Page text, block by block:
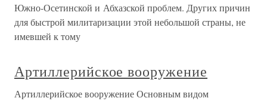
Южно-Осетинской и Абхазской проблем. Других причин
для быстрой милитаризации этой небольшой страны, не
имевшей к тому
Артиллерийское вооружение
Артиллерийское вооружение Основным видом